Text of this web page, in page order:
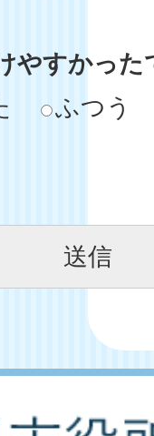
やすかった
ふつう